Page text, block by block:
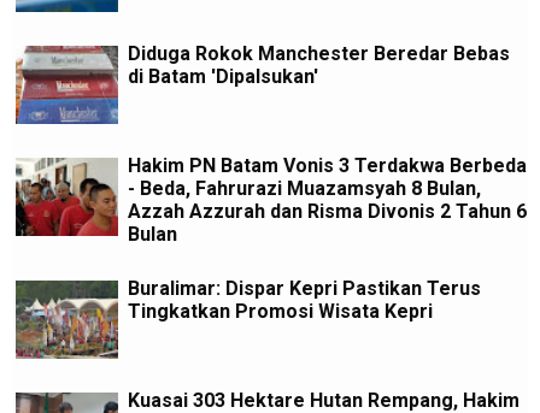
Diduga Rokok Manchester Beredar Bebas
di Batam 'Dipalsukan'
Hakim PN Batam Vonis 3 Terdakwa Berbeda
- Beda, Fahrurazi Muazamsyah 8 Bulan,
Azzah Azzurah dan Risma Divonis 2 Tahun 6
Bulan
Buralimar: Dispar Kepri Pastikan Terus
Tingkatkan Promosi Wisata Kepri
Kuasai 303 Hektare Hutan Rempang, Hakim